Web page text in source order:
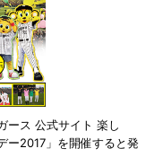
ース 公式サイト 楽し
ー2017」を開催すると発